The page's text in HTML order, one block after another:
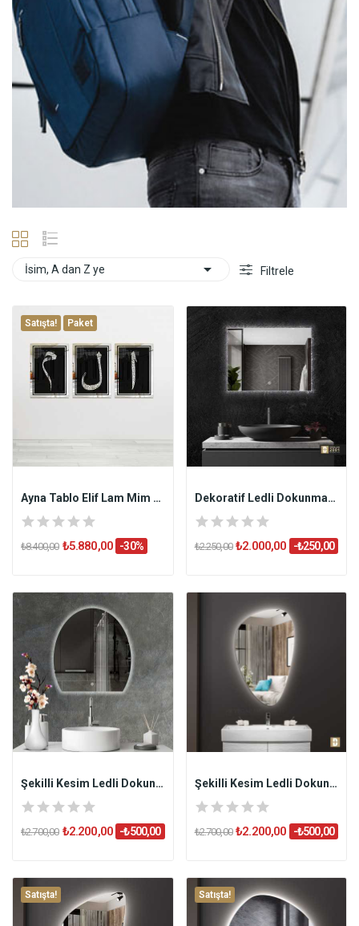
İsim, A dan Z ye  Filtrele
Satışta! Paket
Ayna Tablo Elif Lam Mim 3Lü Set 50x70cm
₺8.400,00 ₺5.880,00 -30%
Dekoratif Ledli Dokunmatik Butonlu Ayna CLASSIC
₺2.250,00 ₺2.000,00 -₺250,00
Şekilli Kesim Ledli Dokunmatik Butonlu...
₺2.700,00 ₺2.200,00 -₺500,00
Şekilli Kesim Ledli Dokunmatik Butonlu...
₺2.700,00 ₺2.200,00 -₺500,00
Satışta! Satışta!